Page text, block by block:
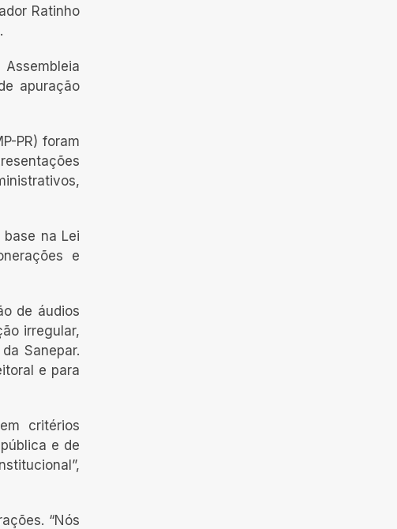
Ratinho
apuração
PR) foram
na Lei
e
de áudios
irregular,
Sanepar.
e para
critérios
e de
“Nós